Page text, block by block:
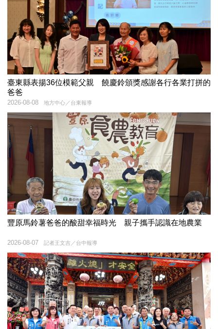
臺東縣表揚36位模範父親 饒慶鈴頒獎感謝各行各業打拼的
爸爸
地方中心／台東報導
2026-08-08
豐原馬鈴薯爸爸的酸甜幸福時光 親子攜手認識在地農業
記者王文吉／台中報導
2026-08-07